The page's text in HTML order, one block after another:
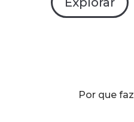
Por que